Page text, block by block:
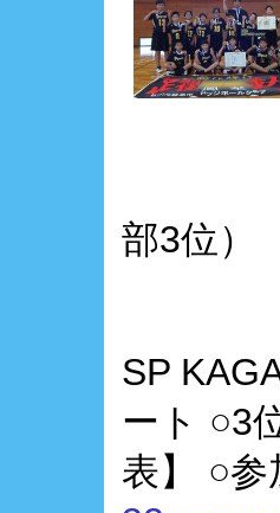
部3位
SP
ート ○3
表】 ○参